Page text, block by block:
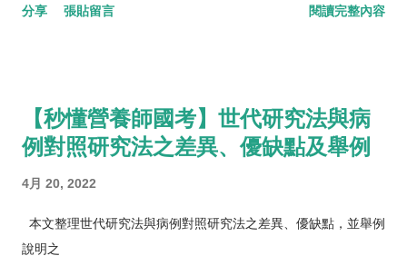
分享 張貼留言 閱讀完整內容
【秒懂營養師國考】世代研究法與病
例對照研究法之差異、優缺點及舉例
4月 20, 2022
本文整理世代研究法與病例對照研究法之差異、優缺點，並舉例
說明之